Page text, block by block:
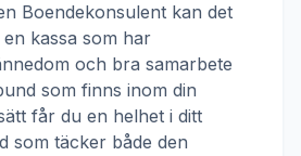
Boendekonsulent kan det
kassa som har
och bra samarbete
som finns inom din
får du en helhet i ditt
som täcker både den